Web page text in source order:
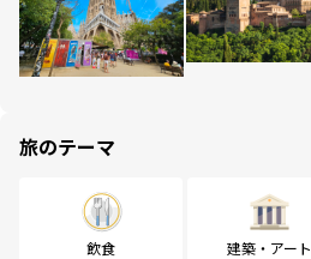
旅のテーマ
飲食 建築・アート